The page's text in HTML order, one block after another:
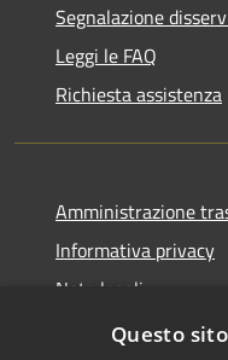
Segnalazione
Leggi le FAQ
Richiesta assistenza
Amministrazione
Informativa privacy
Note legali
Dichiarazione di
Questo